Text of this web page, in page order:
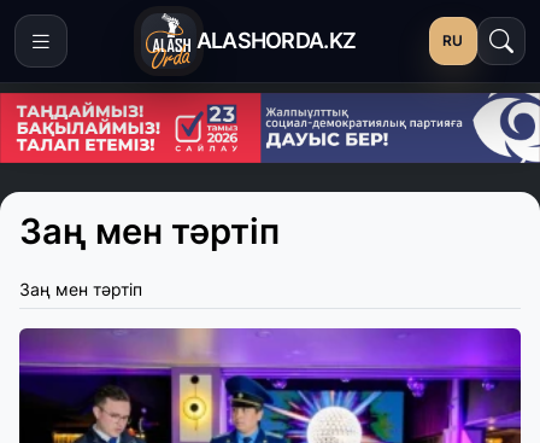
ALASHORDA.KZ RU
Заң мен тәртіп
Заң мен тәртіп